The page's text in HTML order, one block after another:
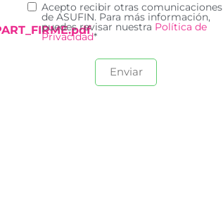
Acepto recibir otras comunicaciones
de ASUFIN. Para más información,
puedes revisar nuestra Política de
Privacidad*